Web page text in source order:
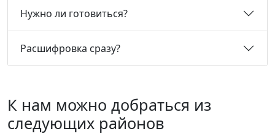
Нужно ли готовиться?
Расшифровка сразу?
К нам можно добраться из
следующих районов